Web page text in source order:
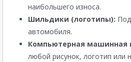
наибольшего износа.
Шильдики (логотипы):
автомобиля.
Компьютерная машинная
любой рисунок, логотип или